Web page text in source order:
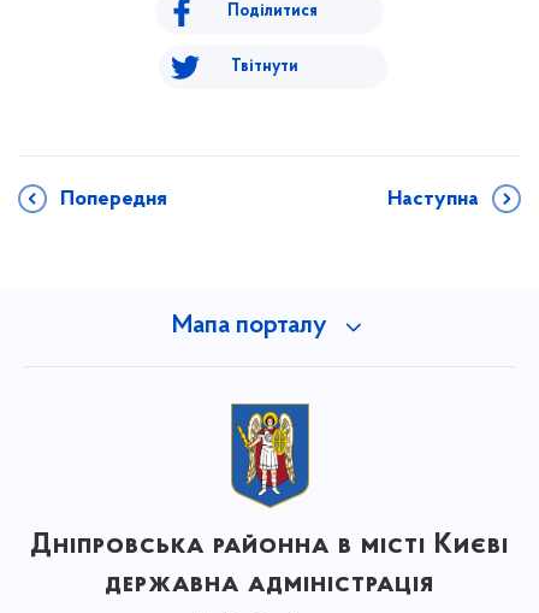
Поділитися
Твітнути
Попередня Наступна
Мапа порталу
Дніпровська районна в місті Києві
державна адміністрація